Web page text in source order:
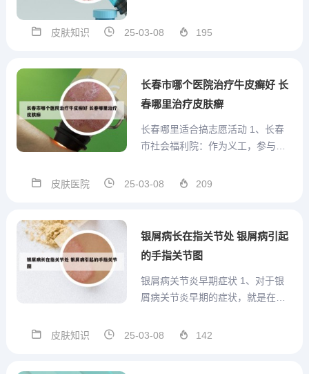
病患者可以吃瘦猪肉或者少量饮用
食补可以使蛋白升高，对于银屑病
皮肤知识 25-03-08 195
长春市哪个医院治疗牛皮癣好 长
春哪里治疗皮肤癣
长春哪里适合搞志愿活动 1、长春
市社会福利院：作为义工，参与社
孩子，传递爱心与温暖。长春市动
等，为保护自然环境贡献力量。2、
皮肤医院 25-03-08 209
银屑病长在指关节处 银屑病引起
的手指关节图
银屑病关节炎早期症状 1、对于银
屑病关节炎早期的症状，就是在银
特别是早期以小指的小关节为主，
皮肤知识 25-03-08 142